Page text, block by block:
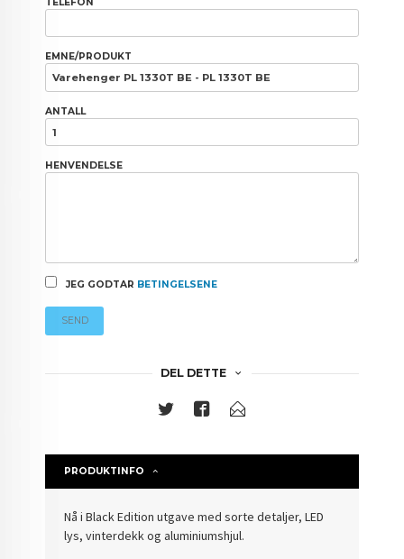
EMNE/PRODUKT
ANTALL
HENVENDELSE
JEG GODTAR BETINGELSENE
SEND
DEL DETTE
PRODUKTINFO
Nå i Black Edition utgave med sorte detaljer, LED
lys, vinterdekk og aluminiumshjul.